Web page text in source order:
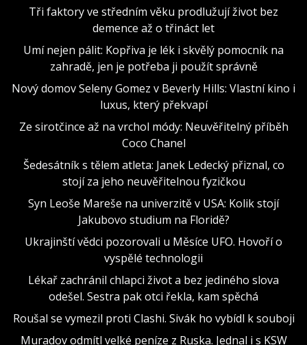
Tři faktory ve středním věku prodlužují život bez
demence až o třináct let
Umí nejen pálit: Kopřiva je lék i skvělý pomocník na
zahradě, jen je potřeba ji použít správně
Nový domov Seleny Gomez v Beverly Hills: Vlastní kino i
luxus, který překvapí
Ze sirotčince až na vrchol módy: Neuvěřitelný příběh
Coco Chanel
Šedesátník s tělem atleta: Janek Ledecký přiznal, co
stojí za jeho neuvěřitelnou fyzičkou
Syn Leoše Mareše na univerzitě v USA: Kolik stojí
Jakubovo studium na Floridě?
Ukrajinští vědci pozorovali u Měsíce UFO. Hovoří o
vyspělé technologii
Lékař zachránil chlapci život a bez jediného slova
odešel. Sestra pak otci řekla, kam spěchá
Roušal se vymezil proti Clashi. Sivák ho vybídl k souboji
Muradov odmítl velké peníze z Ruska. Jednal i s KSW